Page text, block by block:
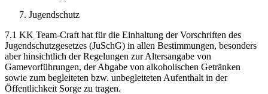
Jugendschutz
7.1 KK Team-Craft hat für die Einhaltung der Vorschriften des
Jugendschutzgesetzes (JuSchG) in allen Bestimmungen, besonders
aber hinsichtlich der Regelungen zur Altersangabe von
Gamevorführungen, der Abgabe von alkoholischen Getränken
sowie zum begleiteten bzw. unbegleiteten Aufenthalt in der
Öffentlichkeit Sorge zu tragen.